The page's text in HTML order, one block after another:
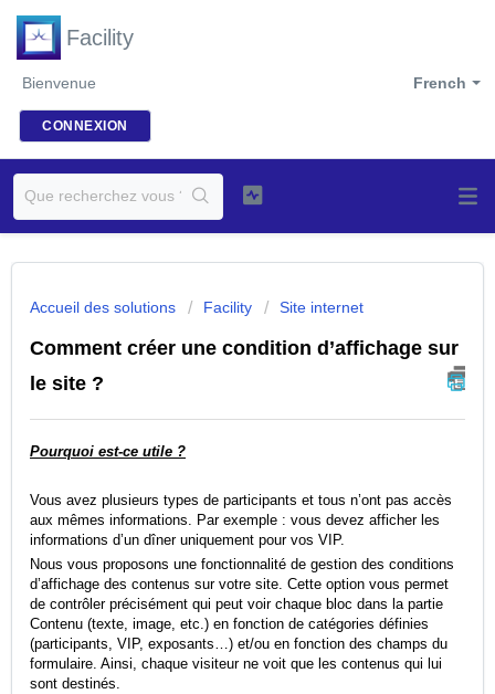
Facility
French
Bienvenue
CONNEXION
Accueil des solutions Facility Site internet
Comment créer une condition d’affichage sur
le site ?
Pourquoi est-ce utile ?
Vous avez plusieurs types de participants et tous n’ont pas accès
aux mêmes informations. Par exemple : vous devez afficher les
informations d’un dîner uniquement pour vos VIP.
Nous vous proposons une fonctionnalité de gestion des conditions
d’affichage des contenus sur votre site. Cette option vous permet
de contrôler précisément qui peut voir chaque bloc dans la partie
Contenu (texte, image, etc.) en fonction de catégories définies
(participants, VIP, exposants…) et/ou en fonction des champs du
formulaire. Ainsi, chaque visiteur ne voit que les contenus qui lui
sont destinés.